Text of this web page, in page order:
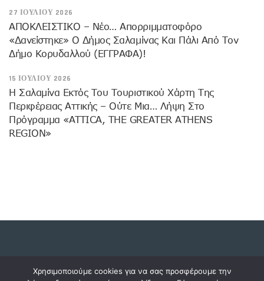
27 ΙΟΥΛΊΟΥ 2026
ΑΠΟΚΛΕΙΣΤΙΚΟ – Νέο… Απορριμματοφόρο
«δανείστηκε» Ο Δήμος Σαλαμίνας Και Πάλι Από Τον
Δήμο Κορυδαλλού (ΕΓΓΡΑΦΑ)!
15 ΙΟΥΛΊΟΥ 2026
H Σαλαμίνα Εκτός Του Τουριστικού Χάρτη Της
Περιφέρειας Αττικής – Ούτε Μια… Λήψη Στο
Πρόγραμμα «ATTICA, THE GREATER ATHENS
REGION»
Copyright © 2023 dossiers.gr. All rights reserved.
Χρησιμοποιούμε cookies για να σας προσφέρουμε την